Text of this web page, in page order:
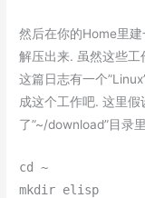
然后在你的Home里
解压出来. 虽然这些
这篇日志有一个
成这个工作吧. 这里
了”~/download”目录
cd ~
mkdir elisp